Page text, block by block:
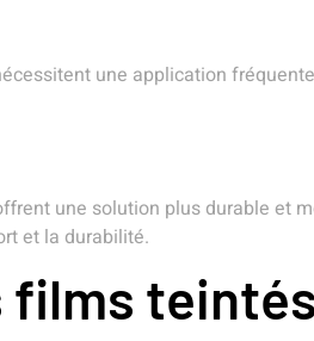
une application
une solution plus durable et
et la durabilité.
films teintés